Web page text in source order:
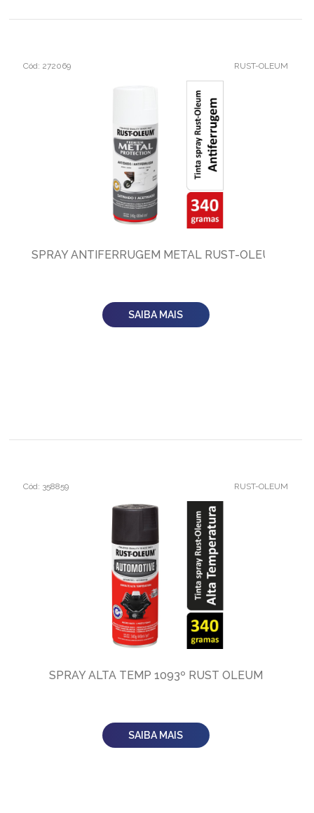
Cód: 272069 RUST-OLEUM
SPRAY ANTIFERRUGEM METAL RUST-OLEUM
SAIBA MAIS
Cód: 358859 RUST-OLEUM
SPRAY ALTA TEMP 1093º RUST OLEUM
SAIBA MAIS